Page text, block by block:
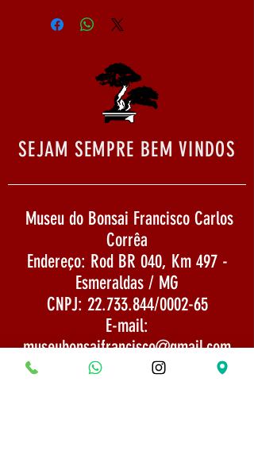
SEJAM SEMPRE BEM VINDOS
Museu do Bonsai Francisco Carlos
Corrêa
Endereço: Rod BR 040, Km 497 -
Esmeraldas / MG
CNPJ: 22.733.844/0002-65
E-mail:
museubonsaifrancisco@gmail.com
Envio: Mercadoria enviada por SEDEX 1